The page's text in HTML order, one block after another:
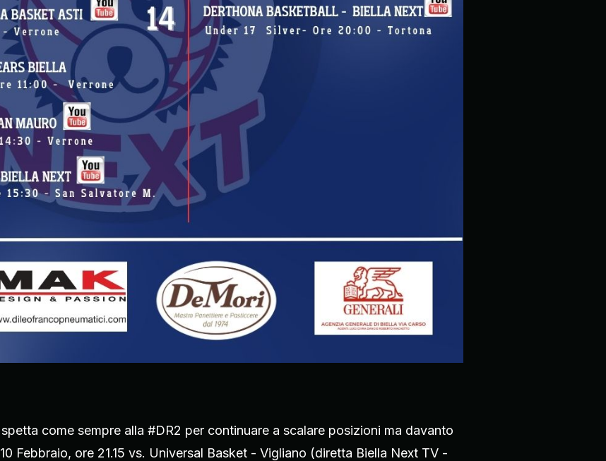
come sempre alla #DR2 per continuare a scalare posizioni ma davanto
Febbraio, ore 21.15 vs. Universal Basket - Vigliano (diretta Biella Next TV -